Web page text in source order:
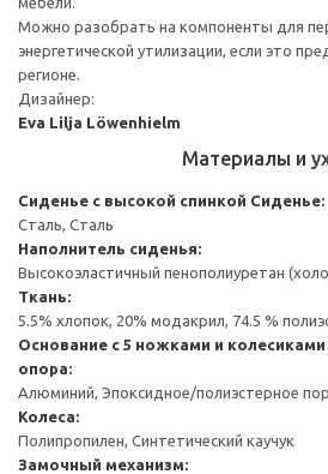
Можно разобрать на компоненты для
энергетической утилизации, если это
регионе.
Дизайнер:
Eva Lilja Löwenhielm
Материалы и
Сиденье с высокой спинкой Сиденье:
Сталь, Сталь
Наполнитель сиденья:
Высокоэластичный пенополиуретан
Ткань:
5.5% хлопок, 20% модакрил, 74.5 %
Основание с 5 ножками и колесиками
опора:
Алюминий, Эпоксидное/полиэстерное
Колеса:
Полипропилен, Синтетический каучук
Замочный механизм: